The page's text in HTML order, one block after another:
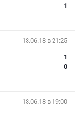
1
13.06.18 в 21:25
1
0
13.06.18 в 19:00